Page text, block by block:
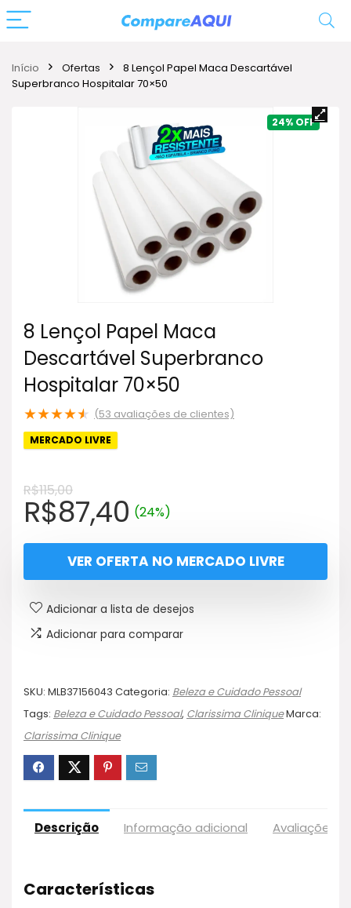
Início Ofertas
8 Lençol Papel Maca Descartável
Superbranco Hospitalar 70×50
24%
8 Lençol Papel Maca
Descartável Superbranco
Hospitalar 70×50
★★★★★ (53 avaliações de clientes)
MERCADO LIVRE
R$115,00
O
preço
original
era:
R$115,00.
R$87,40O
preço
atual
é:
R$87,40.
(24%)
VER OFERTA NO MERCADO LIVRE
Adicionar a lista de desejos
Adicionar para comparar
SKU: MLB37156043 Categoria: Beleza e Cuidado Pessoal
Tags: Beleza e Cuidado Pessoal, Clarissima CliniqueMarca:
Clarissima Clinique
Descrição Informação adicional Avaliações
Características